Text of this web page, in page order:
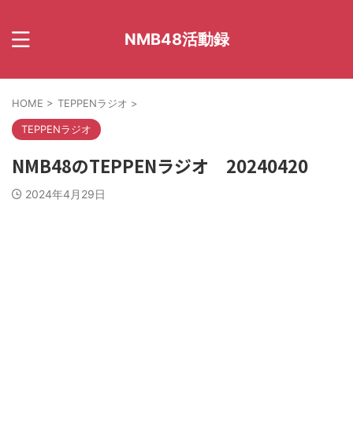
NMB48活動録
HOME > TEPPENラジオ >
TEPPENラジオ
NMB48のTEPPENラジオ 20240420
2024年4月29日